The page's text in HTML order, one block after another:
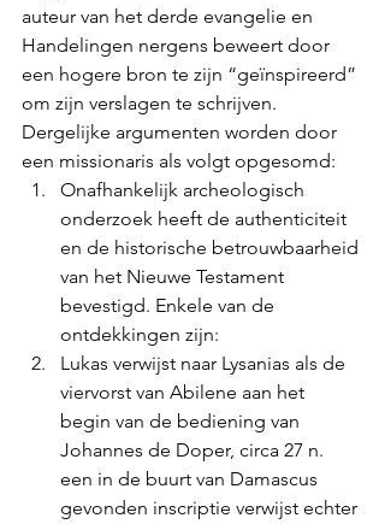
auteur van het derde evangelie en
Handelingen nergens beweert door
een hogere bron te zijn “geïnspireerd”
om zijn verslagen te schrijven.
Dergelijke argumenten worden door
een missionaris als volgt opgesomd:
Onafhankelijk archeologisch
onderzoek heeft de authenticiteit
en de historische betrouwbaarheid
van het Nieuwe Testament
bevestigd. Enkele van de
ontdekkingen zijn:
Lukas verwijst naar Lysanias als de
viervorst van Abilene aan het
begin van de bediening van
Johannes de Doper, circa 27 n.
een in de buurt van Damascus
gevonden inscriptie verwijst echter